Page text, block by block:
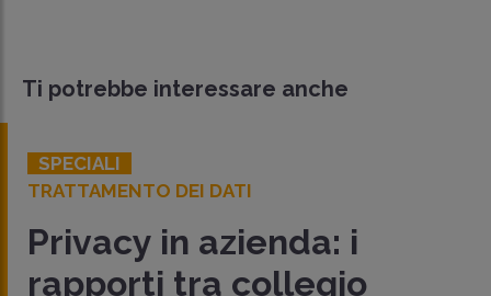
Ti potrebbe interessare anche
SPECIALI
TRATTAMENTO DEI DATI
Privacy in azienda: i
rapporti tra collegio